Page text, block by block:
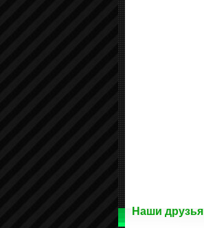
Наши друзья